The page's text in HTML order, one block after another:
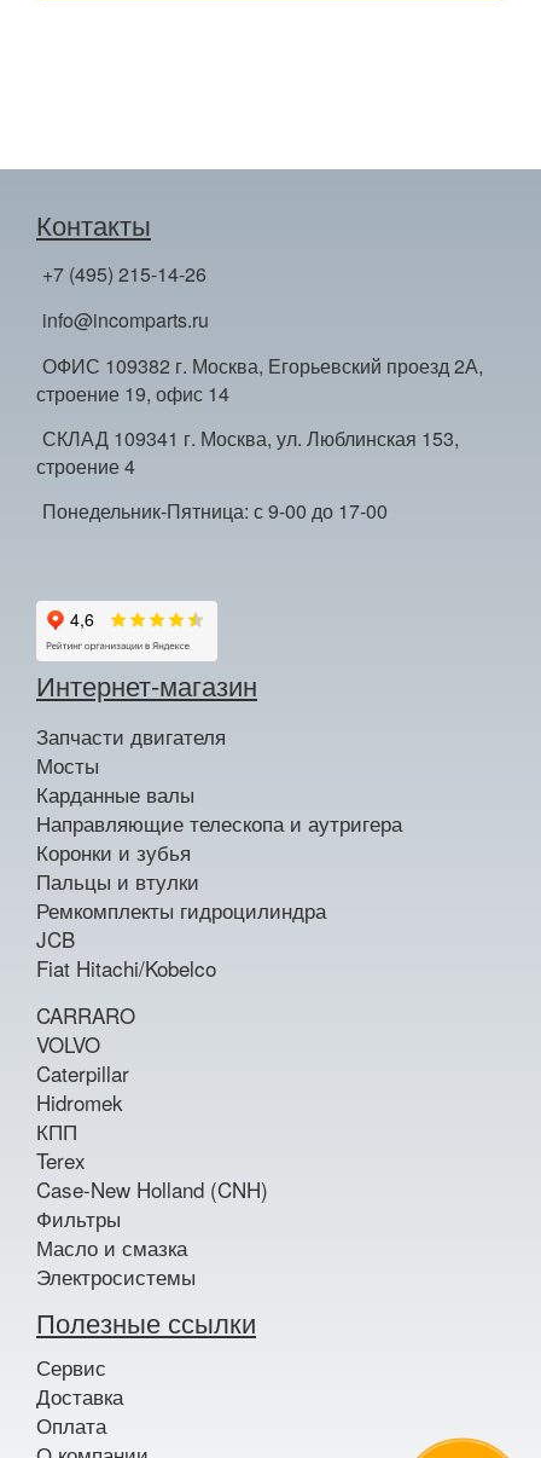
Контакты
+7 (495) 215-14-26
info@incomparts.ru
ОФИС 109382 г. Москва, Егорьевский проезд 2А,
строение 19, офис 14
СКЛАД 109341 г. Москва, ул. Люблинская 153,
строение 4
Понедельник-Пятница: с 9-00 до 17-00
Интернет-магазин
Запчасти двигателя
Мосты
Карданные валы
Направляющие телескопа и аутригера
Коронки и зубья
Пальцы и втулки
Ремкомплекты гидроцилиндра
JCB
Fiat Hitachi/Kobelco
CARRARO
VOLVO
Caterpillar
Hidromek
КПП
Terex
Case-New Holland (CNH)
Фильтры
Масло и смазка
Электросистемы
Полезные ссылки
Сервис
Доставка
Оплата